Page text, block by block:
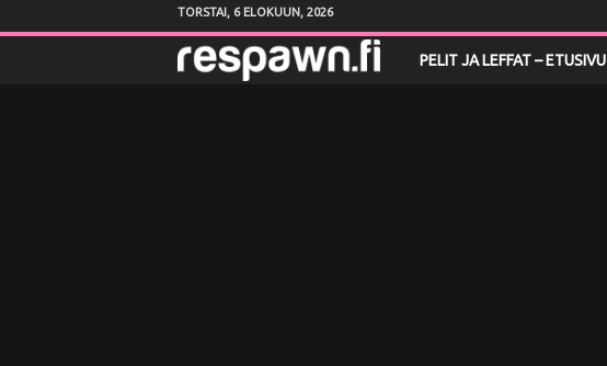
TORSTAI, 6 ELOKUUN, 2026
PELIT JA LEFFAT – ETUSIVU